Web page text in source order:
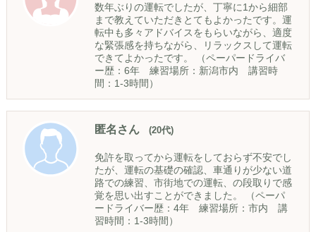
数年ぶりの運転でしたが、丁寧に1から細部
まで教えていただきとてもよかったです。運
転中も多々アドバイスをもらいながら、適度
な緊張感を持ちながら、リラックスして運転
できてよかったです。 （ペーパードライバ
ー歴：6年 練習場所：新潟市内 講習時
間：1-3時間）
匿名さん (20代)
免許を取ってから運転をしておらず不安でし
たが、運転の基礎の確認、車通りが少ない道
路での練習、市街地での運転、の段取りで感
覚を思い出すことができました。 （ペーパ
ードライバー歴：4年 練習場所：市内 講
習時間：1-3時間）